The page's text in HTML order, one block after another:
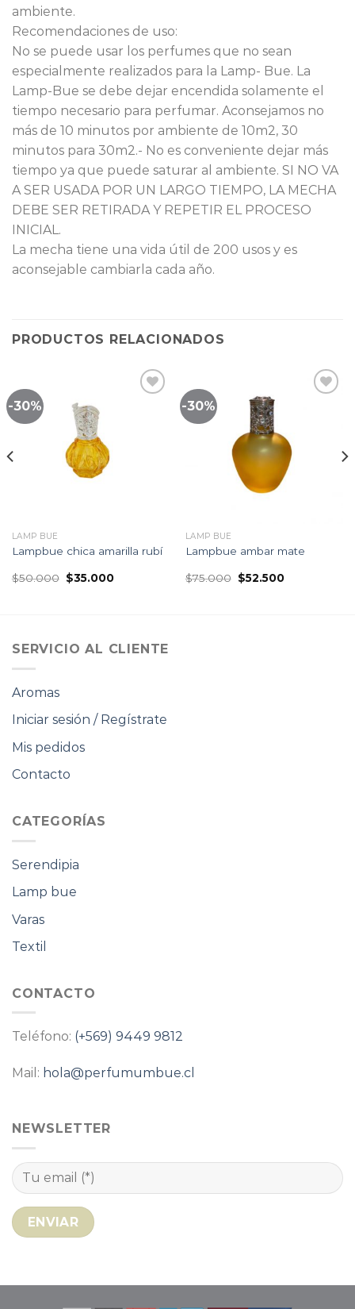
ambiente.
Recomendaciones de uso:
No se puede usar los perfumes que no sean
especialmente realizados para la Lamp- Bue. La
Lamp-Bue se debe dejar encendida solamente el
tiempo necesario para perfumar. Aconsejamos no
más de 10 minutos por ambiente de 10m2, 30
minutos para 30m2.- No es conveniente dejar más
tiempo ya que puede saturar al ambiente. SI NO VA
A SER USADA POR UN LARGO TIEMPO, LA MECHA
DEBE SER RETIRADA Y REPETIR EL PROCESO
INICIAL.
La mecha tiene una vida útil de 200 usos y es
aconsejable cambiarla cada año.
PRODUCTOS RELACIONADOS
-30%
seguimiento
LAMP BUE
Lampbue chica amarilla rubí
$50.000 El
precio
$35.000El
-30%
seguimiento
LAMP BUE
Lampbue ambar mate
$75.000 El
precio
$52.500El
SERVICIO AL CLIENTE
Aromas
Iniciar sesión / Regístrate
Mis pedidos
Contacto
CATEGORÍAS
Serendipia
Lamp bue
Varas
Textil
CONTACTO
Teléfono: (+569) 9449 9812
Mail: hola@perfumumbue.cl
NEWSLETTER